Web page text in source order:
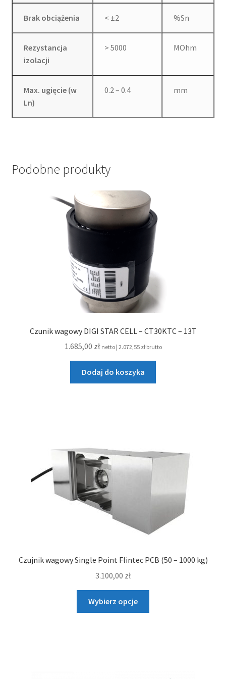
Brak obciążenia < ±2 %Sn
Rezystancja
izolacji
> 5000 MOhm
Max. ugięcie (w
Ln)
0.2 – 0.4 mm
Podobne produkty
Czunik wagowy DIGI STAR CELL – CT30KTC – 13T
1.685,00 zł netto | 2.072,55 złbrutto
Dodaj do koszyka
Czujnik wagowy Single Point Flintec PCB (50 – 1000 kg)
3.100,00 zł
Wybierz opcje